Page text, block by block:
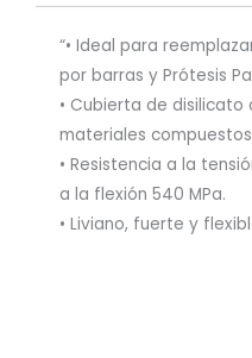
“• Ideal para
por barras y Prótesis
• Cubierta de
materiales
• Resistencia a la
a la flexión 540 MPa.
• Liviano, fuerte y